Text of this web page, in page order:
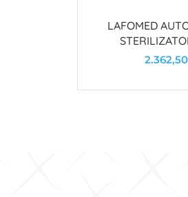
LAFOMED
U